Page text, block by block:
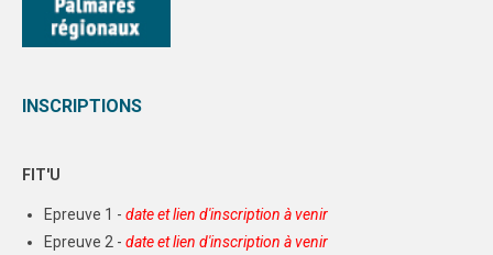
INSCRIPTIONS
FIT'U
Epreuve 1 - date et lien d'inscription à venir
Epreuve 2 - date et lien d'inscription à venir